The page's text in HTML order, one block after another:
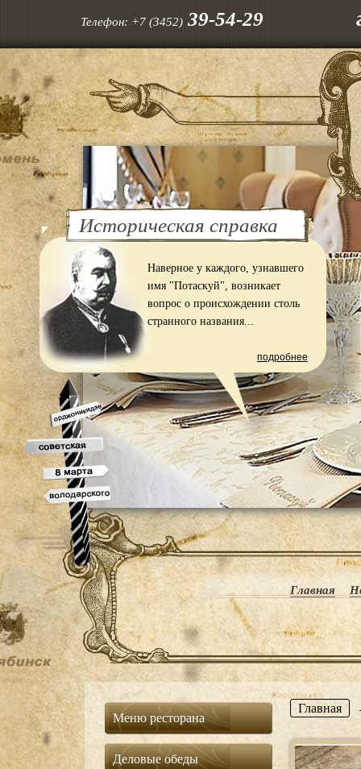
Телефон: +7 (3452) 39-54-29
Историческая справка
Наверное у каждого, узнавшего
имя "Потаскуй", возникает
вопрос о происхождении столь
странного названия...
подробнее
Главная
Меню ресторана
Деловые обеды
Главная